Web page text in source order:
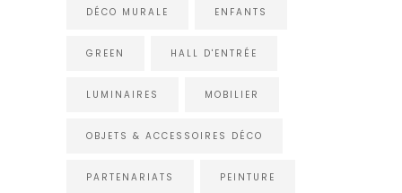
DÉCO MURALE ENFANTS
GREEN HALL D'ENTRÉE
LUMINAIRES MOBILIER
OBJETS & ACCESSOIRES DÉCO
PARTENARIATS PEINTURE